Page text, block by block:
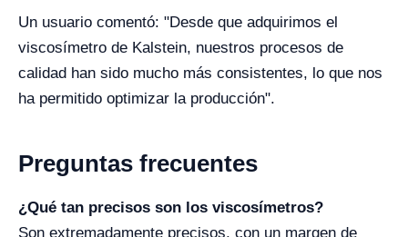
Un usuario comentó: "Desde que adquirimos el
viscosímetro de Kalstein, nuestros procesos de
calidad han sido mucho más consistentes, lo que nos
ha permitido optimizar la producción".
Preguntas frecuentes
¿Qué tan precisos son los viscosímetros?
Son extremadamente precisos, con un margen de